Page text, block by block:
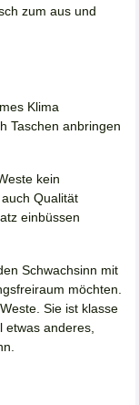
zum aus und
Klima
Taschen anbringen
kein
Qualität
einbüssen
Schwachsinn mit
möchten.
Sie ist klasse
anderes,